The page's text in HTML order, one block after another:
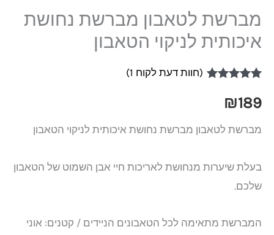
מברשת לטאבון מברשת נחושת
איכותית לניקוי הטאבון
מתוך 5 מבוסס
עלדירוגים של
(חוות דעת לקוח 1
)
₪189
מברשת לטאבון מברשת נחושת איכותית לניקוי הטאבון
בעלת שיערות מנחושת לאריכות חיי אבן השמוט של הטאבון
שלכם.
המברשת מתאימה לכל הטאבונים הניידים / קטנים: אוני